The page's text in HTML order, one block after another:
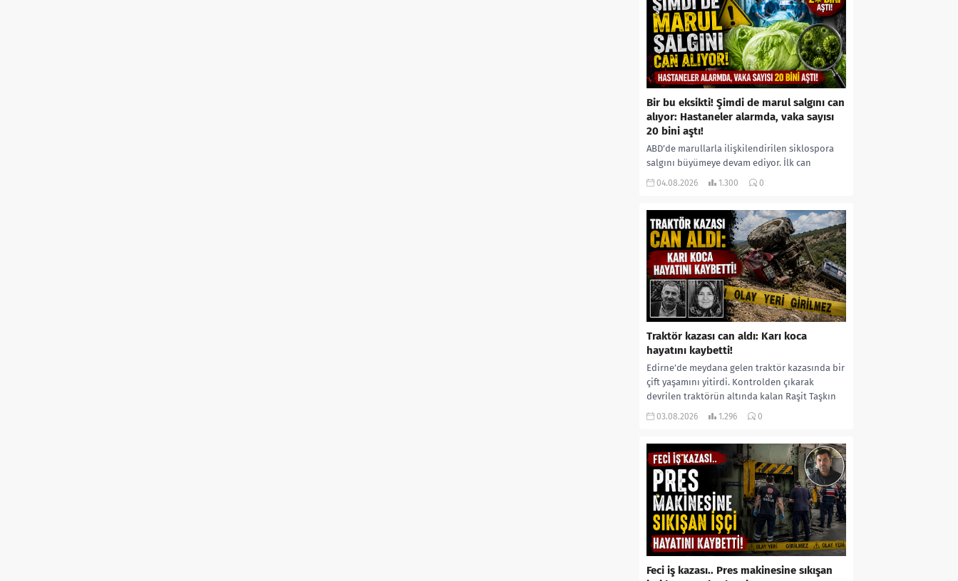
Bir bu eksikti! Şimdi de marul salgını can
alıyor: Hastaneler alarmda, vaka sayısı
20 bini aştı!
ABD’de marullarla ilişkilendirilen siklospora
salgını büyümeye devam ediyor. İlk can
kayıplarının yaşandığı salgında vaka sayısının
04.08.2026 1.300 0
Traktör kazası can aldı: Karı koca
hayatını kaybetti!
Edirne’de meydana gelen traktör kazasında bir
çift yaşamını yitirdi. Kontrolden çıkarak
devrilen traktörün altında kalan Raşit Taşkın
ile eşi Fatma...
03.08.2026 1.296 0
Feci iş kazası.. Pres makinesine sıkışan